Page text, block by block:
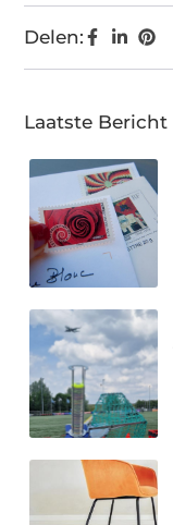
Delen:
Laatste Bericht